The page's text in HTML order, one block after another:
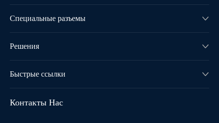
Специальные разъемы 
Решения 
Быстрые ссылки 
Контакты Нас